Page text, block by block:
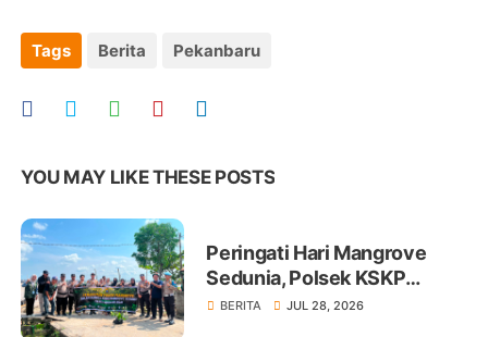
Tags Berita Pekanbaru
YOU MAY LIKE THESE POSTS
Peringati Hari Mangrove
Sedunia, Polsek KSKP
Tembilahan Tanam 100 Bibit
BERITA JUL 28, 2026